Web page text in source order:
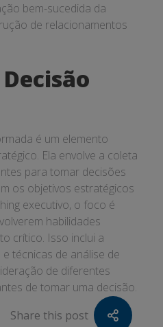
bem-sucedida da
de relacionamentos
é um elemento
Ela envolve a coleta
para tomar decisões
os objetivos estratégicos
executivo, o foco é
habilidades
crítico. Isso inclui a
técnicas de análise de
de diferentes
de tomar uma decisão.
Share this post